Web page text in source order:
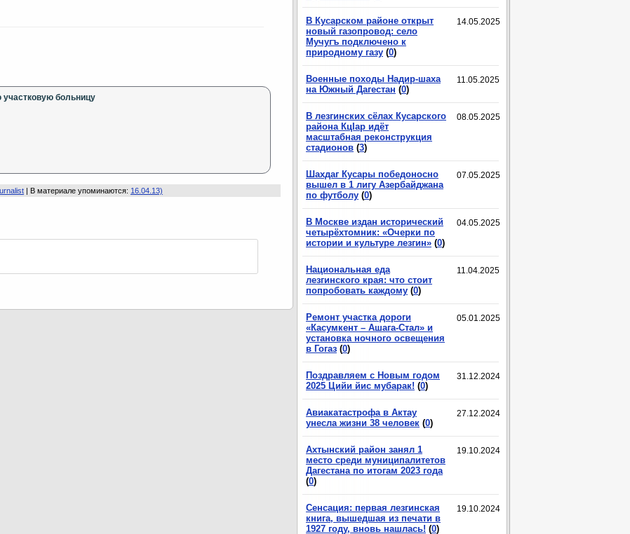
14.05.2025
В Кусарском районе открыт
новый газопровод: село
Мучугъ подключено к
природному газу (0)
11.05.2025
Военные походы Надир-шаха
на Южный Дагестан (0)
08.05.2025
В лезгинских сёлах Кусарского
района КцIар идёт
масштабная реконструкция
стадионов (3)
07.05.2025
Шахдаг Кусары победоносно
вышел в 1 лигу Азербайджана
по футболу (0)
04.05.2025
В Москве издан исторический
четырёхтомник: «Очерки по
истории и культуре лезгин» (0)
11.04.2025
Национальная еда
лезгинского края: что стоит
попробовать каждому (0)
05.01.2025
Ремонт участка дороги
«Касумкент – Ашага-Стал» и
установка ночного освещения
в Гогаз (0)
31.12.2024
Поздравляем с Новым годом
2025 Цийи йис мубарак! (0)
27.12.2024
Авиакатастрофа в Актау
унесла жизни 38 человек (0)
19.10.2024
Ахтынский район занял 1
место среди муниципалитетов
Дагестана по итогам 2023 года
(0)
19.10.2024
Сенсация: первая лезгинская
книга, вышедшая из печати в
1927 году, вновь нашлась! (0)
больницу
| В материале упоминаются: 16.04.13)